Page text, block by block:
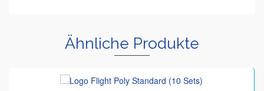
Ähnliche Produkte